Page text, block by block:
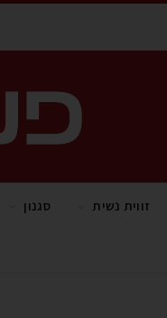
זווית נשית סגנון